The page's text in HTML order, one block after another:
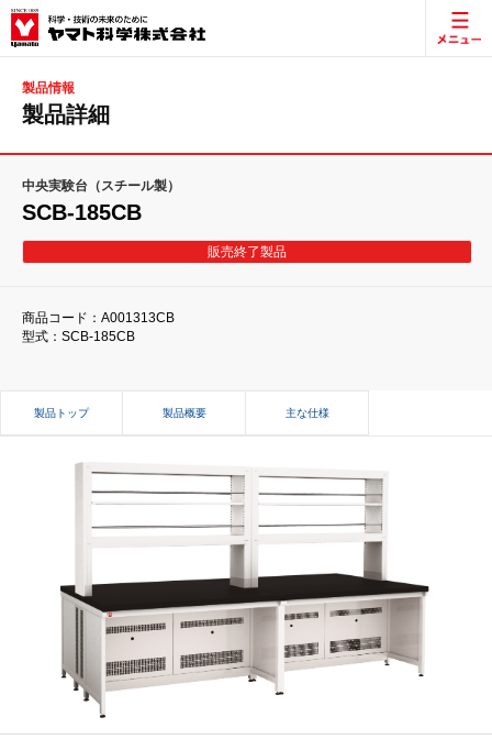
製品情報
製品詳細
中央実験台（スチール製）
SCB-185CB
販売終了製品
商品コード：A001313CB
型式：SCB-185CB
製品トップ 製品概要 主な仕様